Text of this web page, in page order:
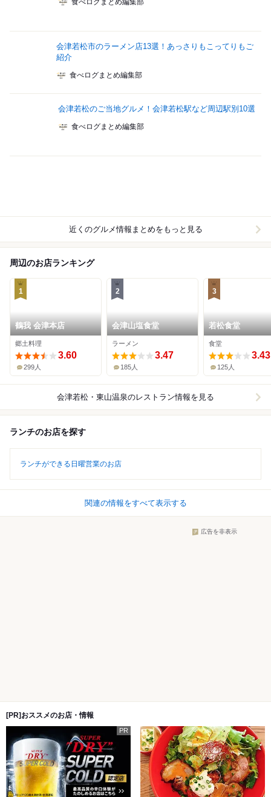
食べログまとめ編集部
会津若松市のラーメン店13選！あっさりもこってりもご
紹介
食べログまとめ編集部
会津若松のご当地グルメ！会津若松駅など周辺駅別10選
食べログまとめ編集部
近くのグルメ情報まとめをもっと見る
周辺のお店ランキング
1
鶴我 会津本店
郷土料理
3.60
299人
2
会津山塩食堂
ラーメン
3.47
185人
3
若松食堂
食堂
3.43
125人
会津若松・東山温泉のレストラン情報を見る
ランチのお店を探す
ランチができる日曜営業のお店
関連の情報をすべて表示する
広告を非表示
[PR]おススメのお店・情報
PR